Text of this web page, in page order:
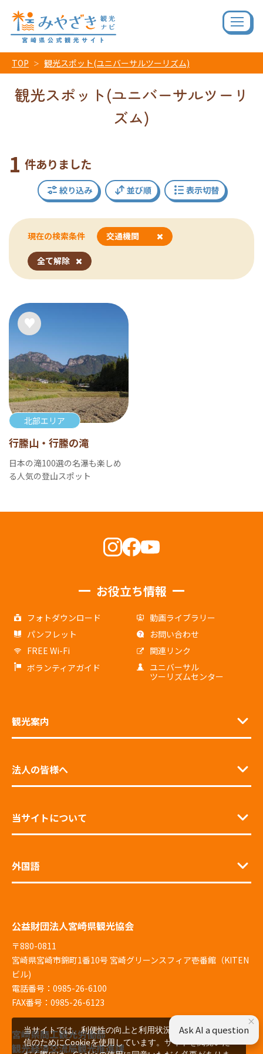
TOP 観光スポット(ユニバーサルツーリズム)
観光スポット(ユニバーサルツーリ
ズム)
1 件ありました
絞り込み 並び順 表示切替
現在の検索条件 交通機関
全て解除
北部エリア
行縢山・行縢の滝
日本の滝100選の名瀑も楽しめ
る人気の登山スポット
お役立ち情報
フォトダウンロード
動画ライブラリー
パンフレット
お問い合わせ
FREE Wi-Fi
関連リンク
ボランティアガイド
ユニバーサル
ツーリズムセンター
観光案内
法人の皆様へ
当サイトについて
外国語
公益財団法人宮崎県観光協会
〒880-0811
宮崎県宮崎市錦町1番10号 宮崎グリーンスフィア壱番館（KITEN
ビル)
電話番号：0985-26-6100
FAX番号：0985-26-6123
宮崎県商工観光労働部
観光経済交流局観光推進課
当サイトでは、利便性の向上と利用状況の解析、広告配
信のためにCookieを使用しています。サイトを閲覧いた
×
Ask AI a question